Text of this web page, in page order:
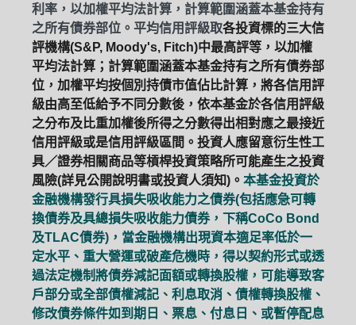
利率，以加權平均法計算，計算範圍涵蓋本基金持有
之所有債券部位。平均信用評級取各投資標的三大信
評機構(S&P, Moody's, Fitch)中最高評等，以加權
平均法計算；計算範圍涵蓋本基金持有之所有債券部
位，加權平均按個別持債市值佔比計算，將各信用評
級由高至低給予不同分數後，依本基金於各信用評級
之分布及比重加權後所得之分數得出相對應之最接近
信用評級或是信用評級區間。投資人應留意衍生性工
具／證券相關商品等槓桿投資策略所可能產生之投資
風險(詳見公開說明書或投資人須知)。 本基金投資於
金融機構發行具損失吸收能力之債券(包括應急可轉
換債券及具總損失吸收能力債券，下稱CoCo Bond
及TLAC債券)，當金融機構出現資本適足率低於一
定水平、重大營運或破產危機時，得以契約形式或透
過法定機制將債券減記面額或轉換股權，可能導致客
戶部分或全部債權減記、利息取消、債權轉換股權、
修改債券條件如到期日、票息、付息日、或暫停配息